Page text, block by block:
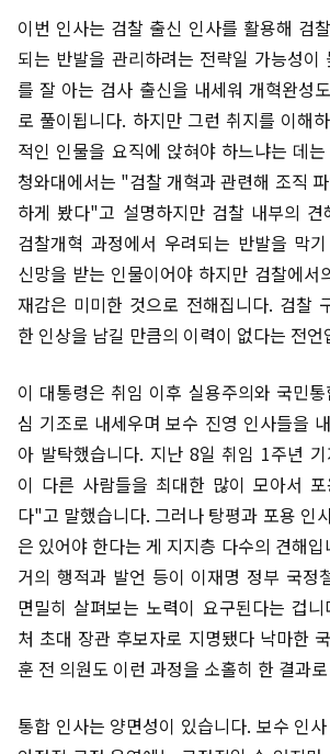
이번 인사는 검찰 출신 인사를 활용해 검
되는 반발을 관리하려는 전략일 가능성이
를 잘 아는 검사 출신을 내세워 개혁완성
로 풀이됩니다. 하지만 그런 취지를 이해
적인 인물을 요직에 앉혀야 하느냐는 데
청와대에서는 "검찰 개혁과 관련해 조직
하게 봤다"고 설명하지만 검찰 내부의 견
검찰개혁 과정에서 우려되는 반발을 막
신망을 받는 인물이어야 하지만 검찰에서
재감은 미미한 것으로 전해집니다. 검찰
한 인상을 남길 만큼의 이력이 없다는 전언
이 대통령은 취임 이후 실용주의와 국민
심 기조로 내세우며 보수 진영 인사들을
아 발탁했습니다. 지난 8일 취임 1주년
이 다른 사람들을 최대한 많이 모아서
다"고 말했습니다. 그러나 탕평과 포용 인
은 있어야 한다는 게 지지층 다수의 견해
거의 행적과 발언 등이 이재명 정부 국정
면밀히 살펴보는 노력이 요구된다는 겁
처 초대 장관 후보자로 지명됐다 낙마한
훈 전 의원도 이런 과정을 소홀히 한 결과
통합 인사는 양면성이 있습니다. 보수 인